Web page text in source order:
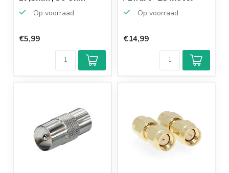
Op voorraad
€5,99
Op voorraad
Klantenbeoordeling
9,2/10
Achteraf
betalen mogelijk
€14,99